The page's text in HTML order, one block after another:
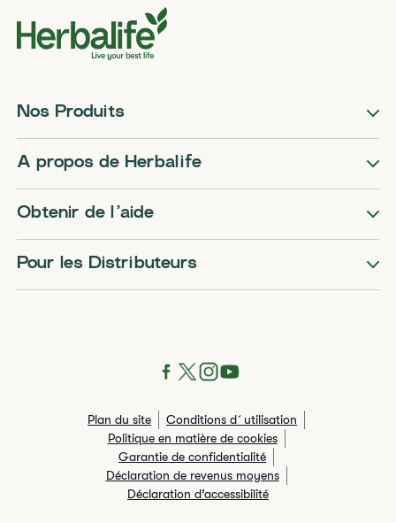
Nos Produits
A propos de Herbalife
Obtenir de l’aide
Pour les Distributeurs
Plan du site
Conditions d´utilisation
Politique en matière de cookies
Garantie de confidentialité
Déclaration de revenus moyens
Déclaration d’accessibilité